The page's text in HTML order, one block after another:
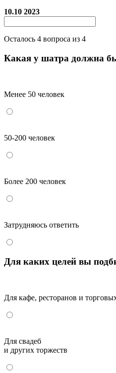
10.10 2023
Осталось 4 вопроса из 4
Какая у шатра должна
Менее 50 человек
50-200 человек
Более 200 человек
Затрудняюсь ответить
Для каких целей вы
Для кафе, ресторанов и
Для свадеб
и других торжеств